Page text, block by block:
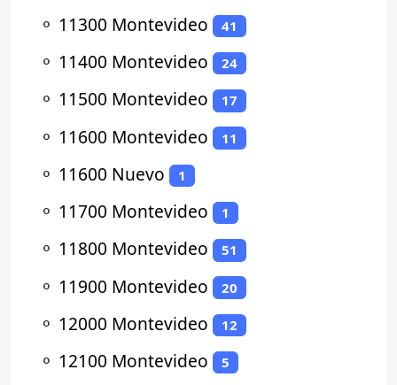
⚬ 11300 Montevideo 41
⚬ 11400 Montevideo 24
⚬ 11500 Montevideo 17
⚬ 11600 Montevideo 11
⚬ 11600 Nuevo 1
⚬ 11700 Montevideo 1
⚬ 11800 Montevideo 51
⚬ 11900 Montevideo 20
⚬ 12000 Montevideo 12
⚬ 12100 Montevideo 5